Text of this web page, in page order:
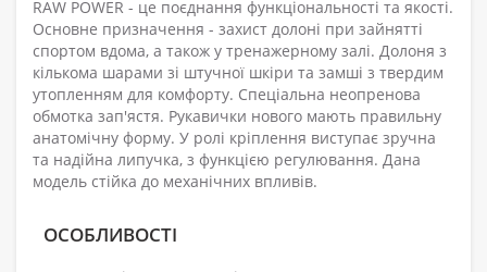
RAW POWER - це поєднання функціональності та якості.
Основне призначення - захист долоні при зайнятті
спортом вдома, а також у тренажерному залі. Долоня з
кількома шарами зі штучної шкіри та замші з твердим
утопленням для комфорту. Спеціальна неопренова
обмотка зап'ястя. Рукавички нового мають правильну
анатомічну форму. У ролі кріплення виступає зручна
та надійна липучка, з функцією регулювання. Дана
модель стійка до механічних впливів.
ОСОБЛИВОСТІ